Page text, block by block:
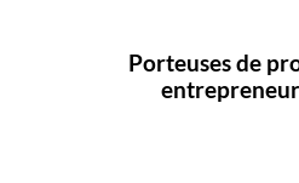
Porteuses de